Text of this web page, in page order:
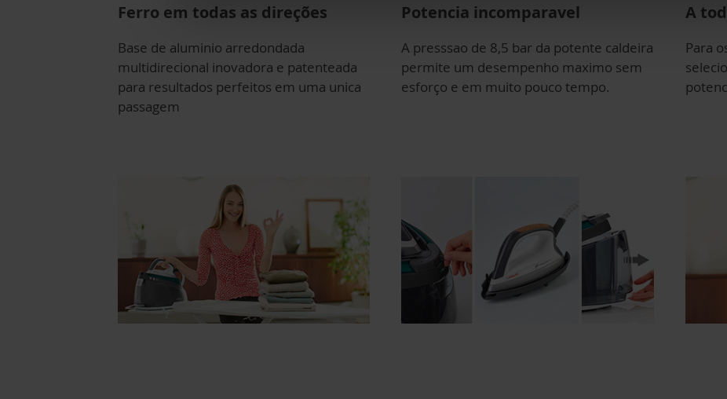
Ferro em todas as direções
Base de aluminio arredondada
multidirecional inovadora e patenteada
para resultados perfeitos em uma unica
passagem
Potencia incomparavel
A presssao de 8,5 bar da potente caldeira
permite um desempenho maximo sem
esforço e em muito pouco tempo.
A
Para